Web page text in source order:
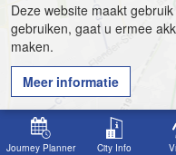
Journey Planner City Info
Deze website maakt
gebruiken, gaat u ermee
maken.
Meer informatie